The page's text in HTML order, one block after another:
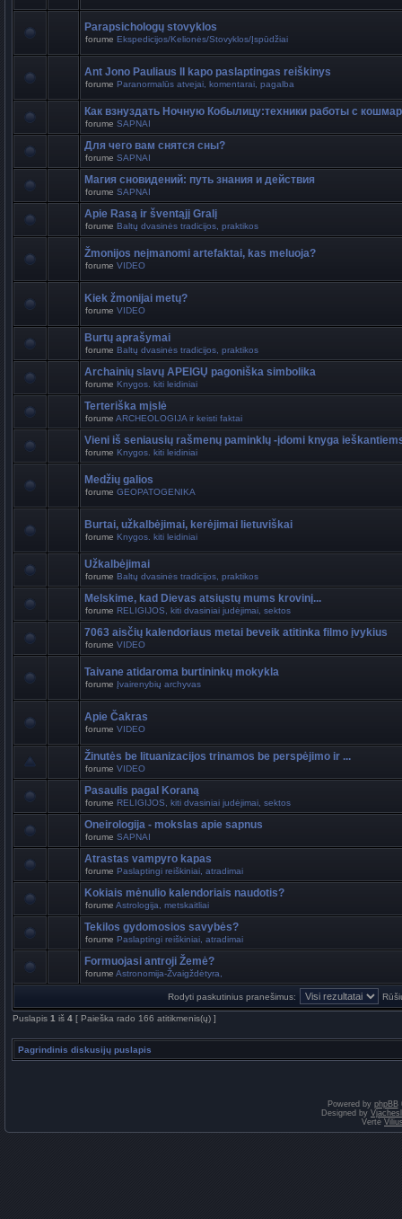
Parapsichologų stovyklos
forume Ekspedicijos/Kelionės/Stovyklos/Įspūdžiai
Ant Jono Pauliaus II kapo paslaptingas reiškinys
forume Paranormalūs atvejai, komentarai, pagalba
Как взнуздать Ночную Кобылицу:техники работы с
forume SAPNAI
Для чего вам снятся сны?
forume SAPNAI
Магия сновидений: путь знания и действия
forume SAPNAI
Apie Rasą ir šventąjį Gralį
forume Baltų dvasinės tradicijos, praktikos
Žmonijos neįmanomi artefaktai, kas meluoja?
forume VIDEO
Kiek žmonijai metų?
forume VIDEO
Burtų aprašymai
forume Baltų dvasinės tradicijos, praktikos
Archainių slavų APEIGŲ pagoniška simbolika
forume Knygos. kiti leidiniai
Terteriška mįslė
forume ARCHEOLOGIJA ir keisti faktai
Vieni iš seniausių rašmenų paminklų -įdomi knyga
forume Knygos. kiti leidiniai
Medžių galios
forume GEOPATOGENIKA
Burtai, užkalbėjimai, kerėjimai lietuviškai
forume Knygos. kiti leidiniai
Užkalbėjimai
forume Baltų dvasinės tradicijos, praktikos
Melskime, kad Dievas atsiųstų mums krovinį...
forume RELIGIJOS, kiti dvasiniai judėjimai, sektos
7063 aisčių kalendoriaus metai beveik atitinka filmo įvykius
forume VIDEO
Taivane atidaroma burtininkų mokykla
forume Įvairenybių archyvas
Apie Čakras
forume VIDEO
Žinutės be lituanizacijos trinamos be perspėjimo ir ...
forume VIDEO
Pasaulis pagal Koraną
forume RELIGIJOS, kiti dvasiniai judėjimai, sektos
Oneirologija - mokslas apie sapnus
forume SAPNAI
Atrastas vampyro kapas
forume Paslaptingi reiškiniai, atradimai
Kokiais mėnulio kalendoriais naudotis?
forume Astrologija, metskaitliai
Tekilos gydomosios savybės?
forume Paslaptingi reiškiniai, atradimai
Formuojasi antroji Žemė?
forume Astronomija-Žvaigždėtyra,
Rodyti paskutinius pranešimus:
Puslapis 1 iš 4 [ Paieška rado 166 atitikmenis(ų) ]
Pagrindinis diskusijų puslapis
Powered by phpBB
Designed by
Vertė